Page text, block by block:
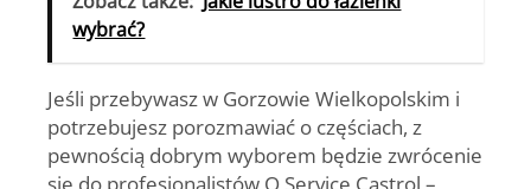
wybrać?
Jeśli przebywasz w Gorzowie Wielkopolskim i
potrzebujesz porozmawiać o częściach, z
pewnością dobrym wyborem będzie zwrócenie
się do profesjonalistów Q Service Castrol –